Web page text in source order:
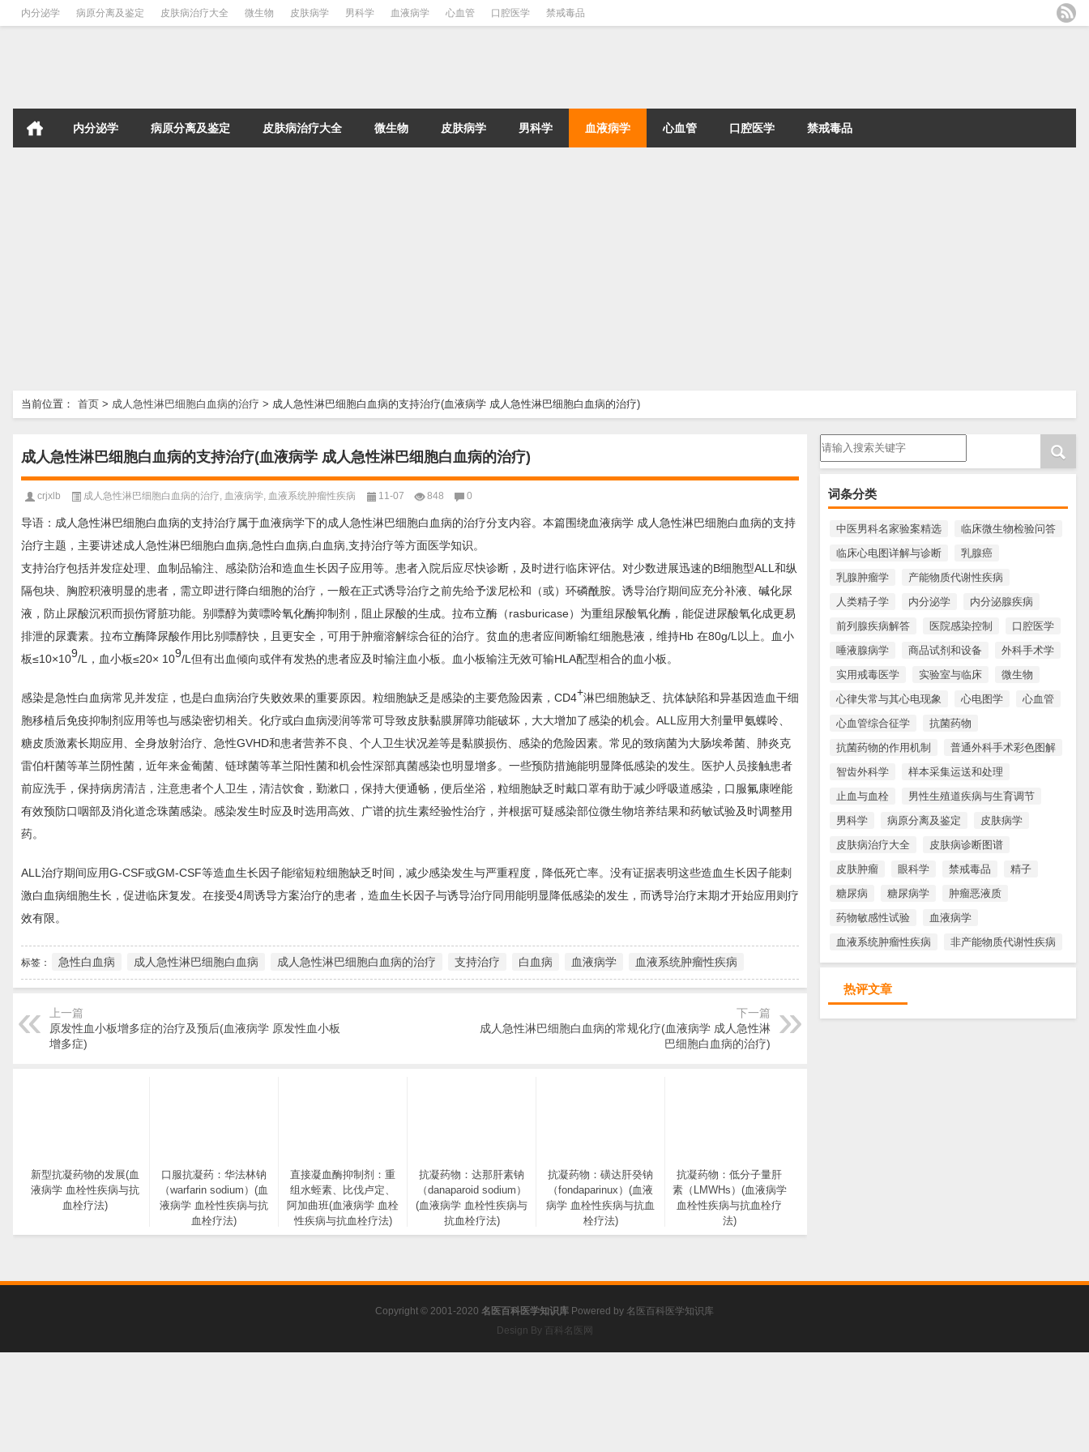
内分泌学 病原分离及鉴定 皮肤病治疗大全 微生物 皮肤病学 男科学 血液病学 心血管 口腔医学 禁戒毒品
内分泌学 病原分离及鉴定 皮肤病治疗大全 微生物 皮肤病学 男科学 血液病学 心血管 口腔医学 禁戒毒品
当前位置： 首页 > 成人急性淋巴细胞白血病的治疗 > 成人急性淋巴细胞白血病的支持治疗(血液病学 成人急性淋巴细胞白血病的治疗)
请输入搜索内容
词条分类
中医男科名家验案精选
临床微生物检验问答
临床心电图详解与诊断
乳腺癌
乳腺肿瘤学
产能物质代谢性疾病
人类精子学
内分泌学
内分泌腺疾病
前列腺疾病解答
医院感染控制
口腔医学
唾液腺病学
商品试剂和设备
外科手术学
实用戒毒医学
实验室与临床
微生物
心律失常与其心电现象
心电图学
心血管
心血管综合征学
抗菌药物
抗菌药物的作用机制
普通外科手术彩色图解
智齿外科学
样本采集运送和处理
止血与血栓
男性生殖道疾病与生育调节
男科学
病原分离及鉴定
皮肤病学
皮肤病治疗大全
皮肤病诊断图谱
皮肤肿瘤
眼科学 禁戒毒品
精子
糖尿病
糖尿病学
肿瘤恶液质
药物敏感性试验
血液病学
血液系统肿瘤性疾病
非产能物质代谢性疾病
热评文章
成人急性淋巴细胞白血病的支持治疗(血液病学 成人急性淋巴细胞白血病的治疗)
crjxlb 成人急性淋巴细胞白血病的治疗, 血液病学, 血液系统肿瘤性疾病 11-07 848 0
导语：成人急性淋巴细胞白血病的支持治疗属于血液病学下的成人急性淋巴细胞白血病的治疗分支内容。本篇围绕血液病学 成人急性淋巴细胞白血病的支持
治疗主题，主要讲述成人急性淋巴细胞白血病,急性白血病,白血病,支持治疗等方面医学知识。
支持治疗包括并发症处理、血制品输注、感染防治和造血生长因子应用等。患者入院后应尽快诊断，及时进行临床评估。对少数进展迅速的B细胞型ALL和纵
隔包块、胸腔积液明显的患者，需立即进行降白细胞的治疗，一般在正式诱导治疗之前先给予泼尼松和（或）环磷酰胺。诱导治疗期间应充分补液、碱化尿
液，防止尿酸沉积而损伤肾脏功能。别嘌醇为黄嘌呤氧化酶抑制剂，阻止尿酸的生成。拉布立酶（rasburicase）为重组尿酸氧化酶，能促进尿酸氧化成更易
排泄的尿囊素。拉布立酶降尿酸作用比别嘌醇快，且更安全，可用于肿瘤溶解综合征的治疗。贫血的患者应间断输红细胞悬液，维持Hb 在80g/L以上。血小
板≤10×109/L，血小板≤20× 109/L但有出血倾向或伴有发热的患者应及时输注血小板。血小板输注无效可输HLA配型相合的血小板。
感染是急性白血病常见并发症，也是白血病治疗失败效果的重要原因。粒细胞缺乏是感染的主要危险因素，CD4+淋巴细胞缺乏、抗体缺陷和异基因造血干细
胞移植后免疫抑制剂应用等也与感染密切相关。化疗或白血病浸润等常可导致皮肤黏膜屏障功能破坏，大大增加了感染的机会。ALL应用大剂量甲氨蝶呤、
糖皮质激素长期应用、全身放射治疗、急性GVHD和患者营养不良、个人卫生状况差等是黏膜损伤、感染的危险因素。常见的致病菌为大肠埃希菌、肺炎克
雷伯杆菌等革兰阴性菌，近年来金葡菌、链球菌等革兰阳性菌和机会性深部真菌感染也明显增多。一些预防措施能明显降低感染的发生。医护人员接触患者
前应洗手，保持病房清洁，注意患者个人卫生，清洁饮食，勤漱口，保持大便通畅，便后坐浴，粒细胞缺乏时戴口罩有助于减少呼吸道感染，口服氟康唑能
有效预防口咽部及消化道念珠菌感染。感染发生时应及时选用高效、广谱的抗生素经验性治疗，并根据可疑感染部位微生物培养结果和药敏试验及时调整用
药。
ALL治疗期间应用G-CSF或GM-CSF等造血生长因子能缩短粒细胞缺乏时间，减少感染发生与严重程度，降低死亡率。没有证据表明这些造血生长因子能刺
激白血病细胞生长，促进临床复发。在接受4周诱导方案治疗的患者，造血生长因子与诱导治疗同用能明显降低感染的发生，而诱导治疗末期才开始应用则疗
效有限。
标签： 急性白血病 成人急性淋巴细胞白血病 成人急性淋巴细胞白血病的治疗 支持治疗 白血病 血液病学 血液系统肿瘤性疾病
上一篇
原发性血小板增多症的治疗及预后(血液病学 原发性血小板
增多症)
下一篇
成人急性淋巴细胞白血病的常规化疗(血液病学 成人急性淋
巴细胞白血病的治疗)
新型抗凝药物的发展(血
液病学 血栓性疾病与抗
血栓疗法)
口服抗凝药：华法林钠
（warfarin sodium）(血
液病学 血栓性疾病与抗
血栓疗法)
直接凝血酶抑制剂：重
组水蛭素、比伐卢定、
阿加曲班(血液病学 血栓
性疾病与抗血栓疗法)
抗凝药物：达那肝素钠
（danaparoid sodium）
(血液病学 血栓性疾病与
抗血栓疗法)
抗凝药物：磺达肝癸钠
（fondaparinux）(血液
病学 血栓性疾病与抗血
栓疗法)
抗凝药物：低分子量肝
素（LMWHs）(血液病学
血栓性疾病与抗血栓疗
法)
Copyright © 2001-2020 名医百科医学知识库 Powered by 名医百科医学知识库
Design By 百科名医网